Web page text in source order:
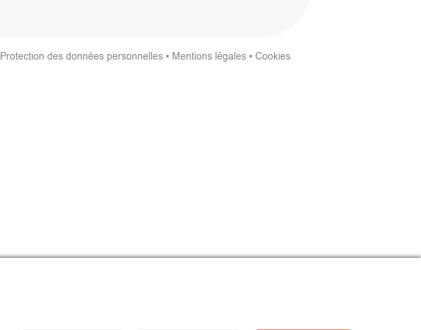
Protection des données personnelles • Mentions légales •Cookies